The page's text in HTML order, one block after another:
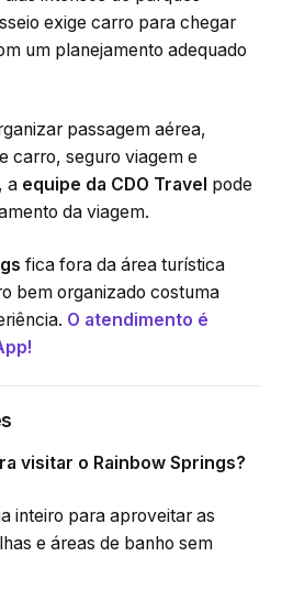
exige carro para chegar
um planejamento adequado
passagem aérea,
carro, seguro viagem e
a equipe da CDO Travel pode
da viagem.
fica fora da área turística
bem organizado costuma
O atendimento é
visitar o Rainbow Springs?
inteiro para aproveitar as
e áreas de banho sem